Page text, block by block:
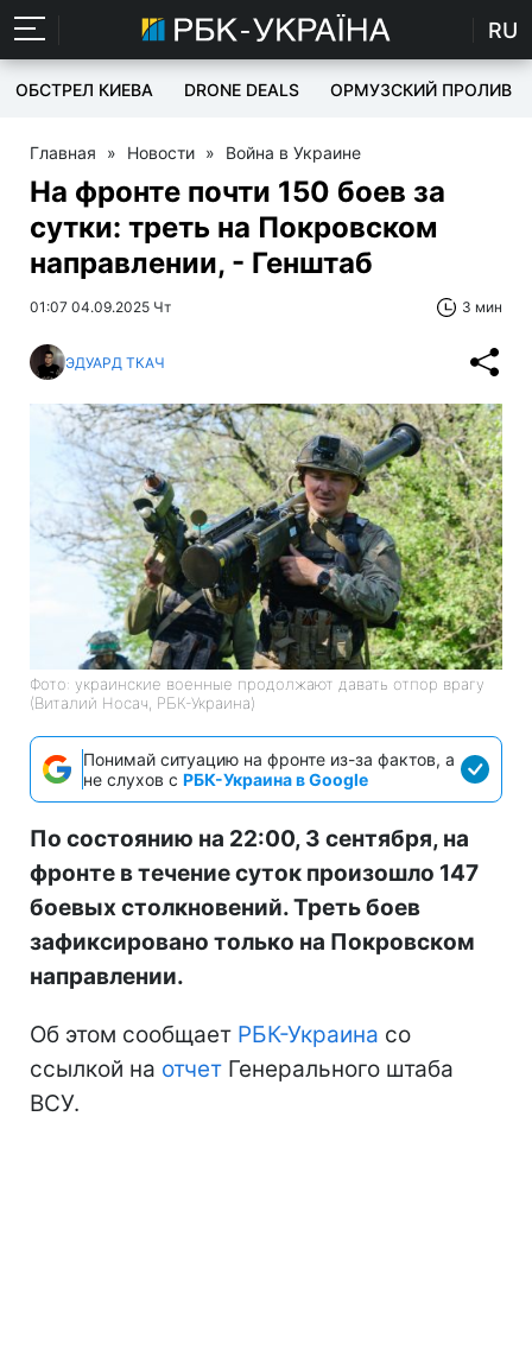
RU
ОБСТРЕЛ КИЕВА DRONE DEALS ОРМУЗСКИЙ ПРОЛИВ
Главная » Новости » Война в Украине
На фронте почти 150 боев за
сутки: треть на Покровском
направлении, - Генштаб
01:07 04.09.2025 Чт 3 мин
ЭДУАРД ТКАЧ
Фото: украинские военные продолжают давать отпор врагу
(Виталий Носач, РБК-Украина)
Понимай ситуацию на фронте из-за фактов, а
не слухов с РБК-Украина в Google
По состоянию на 22:00, 3 сентября, на
фронте в течение суток произошло 147
боевых столкновений. Треть боев
зафиксировано только на Покровском
направлении.
Об этом сообщает РБК-Украина со
ссылкой на отчет Генерального штаба
ВСУ.